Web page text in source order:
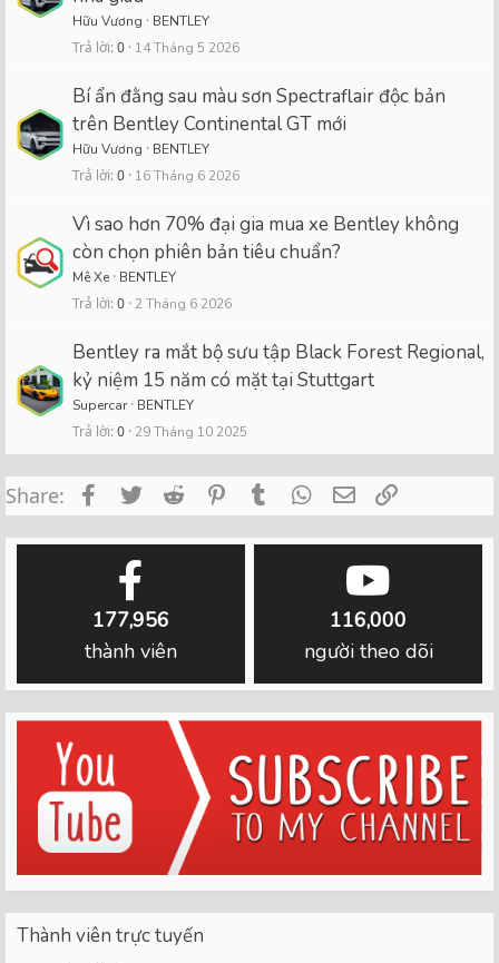
Hữu Vương BENTLEY
Trả lời 0 14 Tháng 5 2026
Bí ẩn đằng sau màu sơn Spectraflair độc bản
trên Bentley Continental GT mới
Hữu Vương BENTLEY
Trả lời 0 16 Tháng 6 2026
Vì sao hơn 70% đại gia mua xe Bentley không
còn chọn phiên bản tiêu chuẩn?
Mê Xe BENTLEY
Trả lời 0 2 Tháng 6 2026
Bentley ra mắt bộ sưu tập Black Forest Regional,
kỷ niệm 15 năm có mặt tại Stuttgart
Supercar BENTLEY
Trả lời 0 29 Tháng 10 2025
Share: FacebookTwitterReddit PinterestTumblrWhatsApp
Email
177,956
thành viên
116,000
người theo dõi
Thành viên trực tuyến